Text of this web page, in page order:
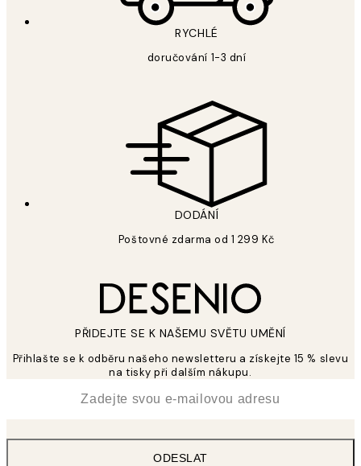
RYCHLÉ
doručování 1-3 dní
DODÁNÍ
Poštovné zdarma od 1 299 Kč
PŘIDEJTE SE K NAŠEMU SVĚTU UMĚNÍ
Přihlašte se k odběru našeho newsletteru a získejte 15 % slevu
na tisky při dalším nákupu.
ODESLAT